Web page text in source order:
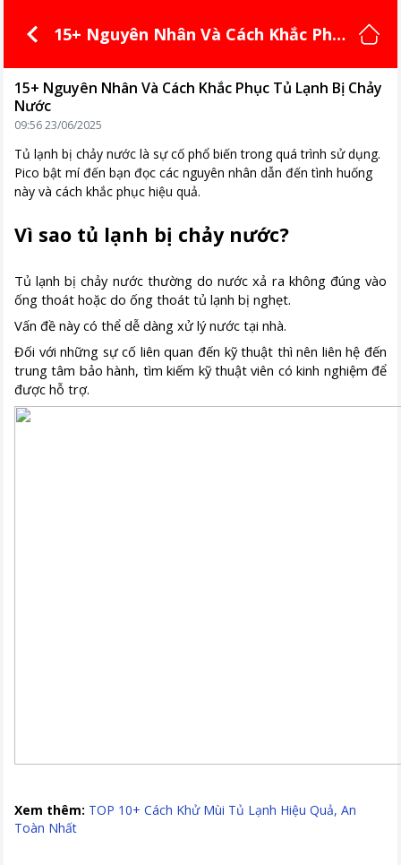
15+ Nguyên Nhân Và Cách Khắc Phụ
15+ Nguyên Nhân Và Cách Khắc Phục Tủ Lạnh Bị Chảy
Nước
09:56 23/06/2025
Tủ lạnh bị chảy nước là sự cố phổ biến trong quá trình sử dụng.
Pico bật mí đến bạn đọc các nguyên nhân dẫn đến tình huống
này và cách khắc phục hiệu quả.
Vì sao tủ lạnh bị chảy nước?
Tủ lạnh bị chảy nước thường do nước xả ra không đúng vào
ống thoát hoặc do ống thoát tủ lạnh bị nghẹt.
Vấn đề này có thể dễ dàng xử lý nước tại nhà.
Đối với những sự cố liên quan đến kỹ thuật thì nên liên hệ đến
trung tâm bảo hành, tìm kiếm kỹ thuật viên có kinh nghiệm để
được hỗ trợ.
Xem thêm: TOP 10+ Cách Khử Mùi Tủ Lạnh Hiệu Quả, An
Toàn Nhất